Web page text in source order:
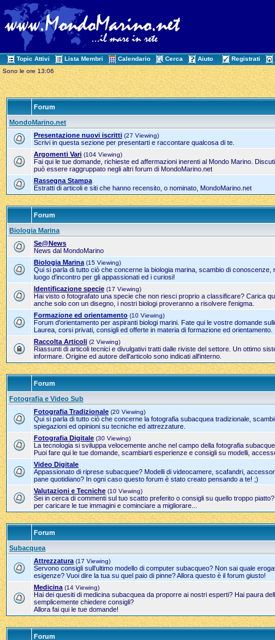
Topic Attivi Lista Membri Calendario Cerca Aiuto
Registrati
Sono le ore 13:06
Forum
MondoMarino.net
Presentazione nuovi iscritti (27 Viewing)
Scrivi in questa sezione per presentarti e raccontare qualcosa di te.
Argomenti Vari (104 Viewing)
Fai qui le tue domande, richieste ed affermazioni inerenti al Mondo Marino.
può essere raggruppato negli altri forum di MondoMarino.net
Rassegna Stampa
Estratti di articoli e siti che hanno recensito, o nominato, MondoMarino.net
Forum
Biologia Marina
Se@News
News dal MondoMarino
Biologia Marina (15 Viewing)
Qui si parla di tutto ciò che concerne la biologia marina, scambio di conoscenze,
luogo d'incontro per gli appassionati ed i curiosi!
Identificazione specie (17 Viewing)
Hai visto o fotografato una specie che non riesci proprio a classificare? Carica
anche solo con un disegno, i nostri biologi proveranno a risolvere l'enigma.
Formazione ed orientamento (10 Viewing)
Forum d'orientamento per aspiranti biologi marini. Fate qui le vostre domande
Laurea, corsi privati, consigli ed offerte in materia di formazione ed orientamento.
Raccolta Articoli (2 Viewing)
Riassunti di articoli tecnici e divulgativi tratti dalle riviste del settore. Un ottimo
informare. Origine ed autore dell'articolo sono indicati all'interno.
Forum
Fotografia e Video Sub
Fotografia Tradizionale (20 Viewing)
Qui si parla di tutto ciò che concerne la fotografia subacquea tradizionale,
spiegazioni ed opinioni su tecniche ed attrezzature.
Fotografia Digitale (30 Viewing)
La tecnologia si sviluppa velocemente anche nel campo della fotografia
Puoi fare qui le tue domande, scambiarti esperienze e consigli su modelli,
Video Digitale
Appassionato di riprese subacquee? Modelli di videocamere, scafandri,
pane quotidiano? In ogni caso questo forum è stato creato pensando a te! ;)
Valutazioni e Tecniche (10 Viewing)
Sei in cerca di commenti sul tuo scatto preferito o consigli su quello troppo
per caricare le tue immagini e cominciare a migliorare...
Forum
Subacquea
Attrezzatura (17 Viewing)
Servono consigli sull'ultimo modello di computer subacqueo? Non sai quale
esigenze? Vuoi dire la tua su quel paio di pinne? Allora questo è il forum giusto!
Medicina (14 Viewing)
Hai dei quesiti di medicina subacquea da proporre ai nostri esperti? Hai paura
semplicemente chiedere consigli?
Allora fai qui le tue domande!
Forum